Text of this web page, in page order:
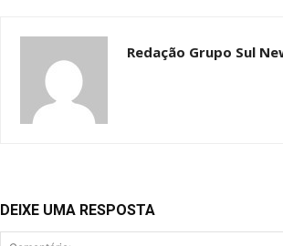
Redação Grupo Sul
DEIXE UMA RESPOSTA